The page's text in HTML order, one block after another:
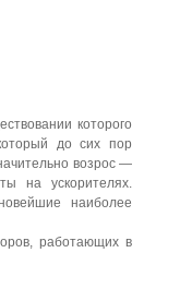
которого
до сих пор
возрос —
на ускорителях.
наиболее
работающих в